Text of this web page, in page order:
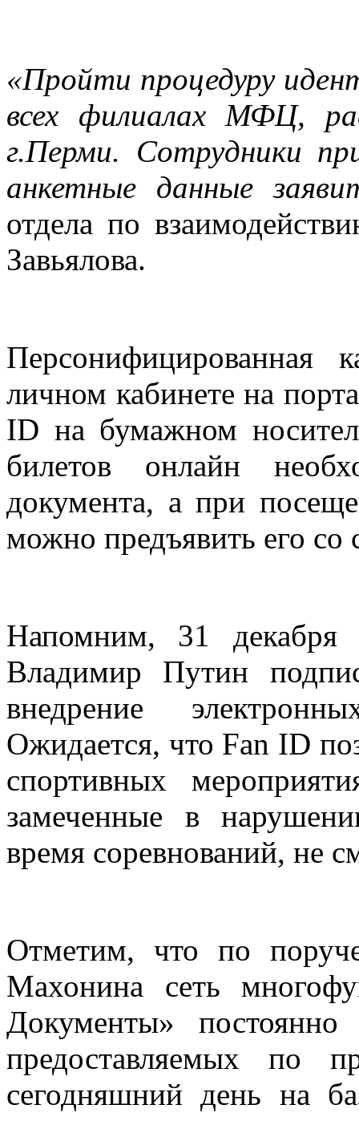
«Пройти процедуру
всех филиалах МФЦ,
г.Перми. Сотрудники
анкетные данные
отдела по
Завьялова.
Персонифицированная
личном кабинете на
ID на бумажном
билетов онлайн
документа, а при
можно предъявить его со
Напомним, 31 декабря
Владимир Путин
внедрение
Ожидается, что Fan ID
спортивных
замеченные в
время соревнований, не
Отметим, что по
Махонина сеть
Документы» постоянно
предоставляемых по
сегодняшний день на